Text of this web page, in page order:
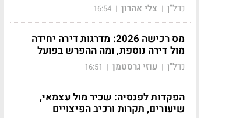
נדל"ן | צלי אהרון |
16:54
מס רכישה 2026: מדרגות דירה יחידה
מול דירה נוספת, ומה ההפרש בפועל
נדל"ן | עוזי גרסטמן |
16:51
הפקדות לפנסיה: שכיר מול עצמאי,
שיעורים, תקרות ורכיב הפיצויים